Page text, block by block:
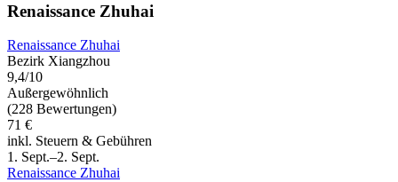
Renaissance Zhuhai
Renaissance Zhuhai
Bezirk Xiangzhou
9,4/10
Außergewöhnlich
(228 Bewertungen)
71 €
inkl. Steuern & Gebühren
1. Sept.–2. Sept.
Renaissance Zhuhai